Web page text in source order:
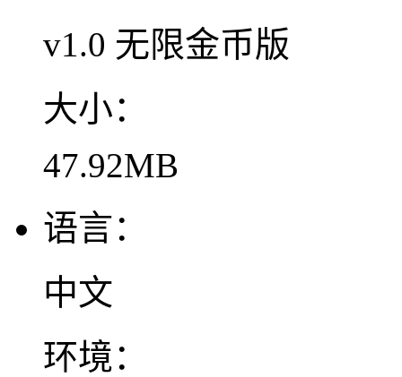
v1.0 无限金币版
大小：
47.92MB
语言：
中文
环境：